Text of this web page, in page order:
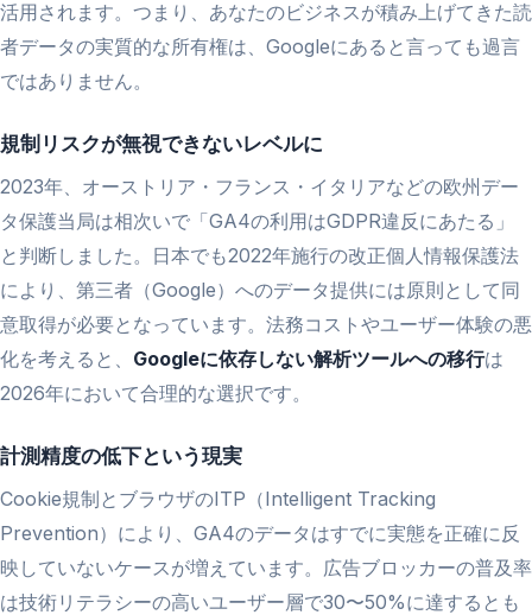
活用されます。つまり、あなたのビジネスが積み上げてきた読
者データの実質的な所有権は、Googleにあると言っても過言
ではありません。
規制リスクが無視できないレベルに
2023年、オーストリア・フランス・イタリアなどの欧州デー
タ保護当局は相次いで「GA4の利用はGDPR違反にあたる」
と判断しました。日本でも2022年施行の改正個人情報保護法
により、第三者（Google）へのデータ提供には原則として同
意取得が必要となっています。法務コストやユーザー体験の悪
化を考えると、 Googleに依存しない解析ツールへの移行は
2026年において合理的な選択です。
計測精度の低下という現実
Cookie規制とブラウザのITP（Intelligent Tracking
Prevention）により、GA4のデータはすでに実態を正確に反
映していないケースが増えています。広告ブロッカーの普及率
は技術リテラシーの高いユーザー層で30〜50%に達するとも